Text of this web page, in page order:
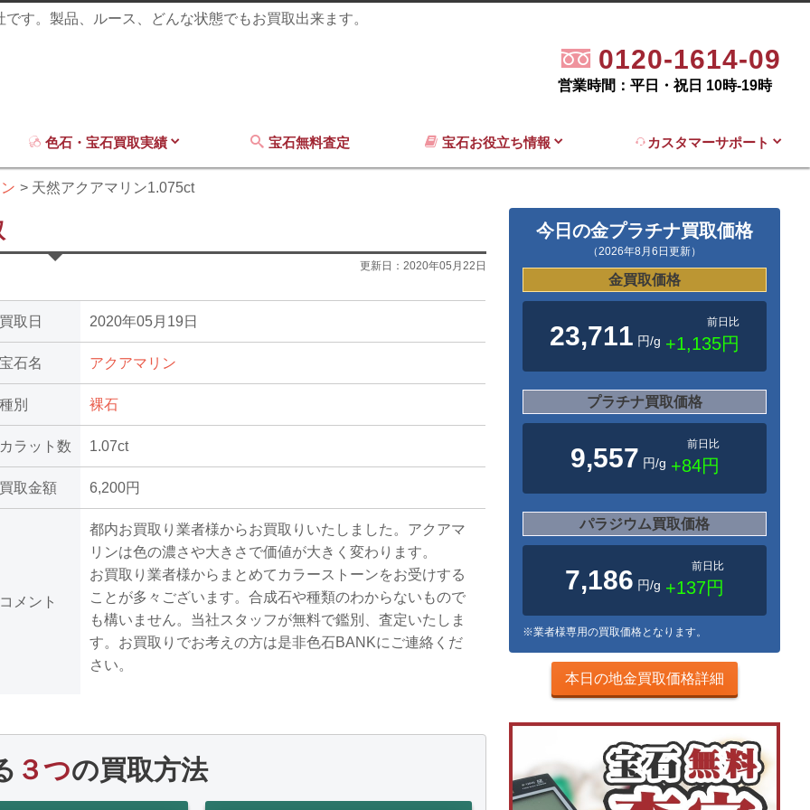
す。製品、ルース、どんな状態でもお買取出来ます。
0120-1614-09
営業時間：平日・祝日 10時-19時
色石・宝石買取実績 宝石無料査定 宝石お役立ち情報 カスタマーサポート
天然アクアマリン1.075ct
更新日： 2020年05月22日
買取日 2020年05月19日
宝石名 アクアマリン
種別 裸石
カラット数 1.07ct
買取金額 6,200円
コメント
都内お買取り業者様からお買取りいたしました。アクアマ
リンは色の濃さや大きさで価値が大きく変わります。
お買取り業者様からまとめてカラーストーンをお受けする
ことが多々ございます。合成石や種類のわからないもので
も構いません。当社スタッフが無料で鑑別、査定いたしま
す。お買取りでお考えの方は是非色石BANKにご連絡くだ
さい。
３つの買取方法
今日の金プラチナ買取価格
（2026年8月6日更新）
金買取価格
23,711 円/g
前日比
+1,135円
プラチナ買取価格
9,557 円/g
前日比
+84円
パラジウム買取価格
7,186 円/g
前日比
+137円
※業者様専用の買取価格となります。
本日の地金買取価格詳細